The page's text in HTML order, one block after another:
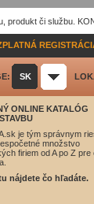
produkt či službu.
SK
ONLINE KATALÓG
je tým správnym
množstvo
firiem od A po Z pre
nájdete čo hľadáte.